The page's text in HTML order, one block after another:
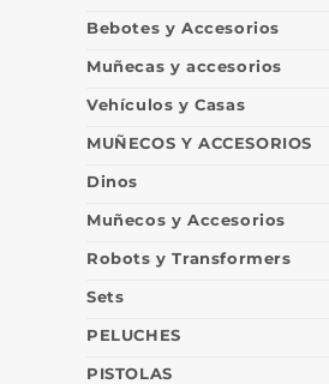
Bebotes y Accesorios
Muñecas y accesorios
Vehículos y Casas
MUÑECOS Y ACCESORIOS
Dinos
Muñecos y Accesorios
Robots y Transformers
Sets
PELUCHES
PISTOLAS